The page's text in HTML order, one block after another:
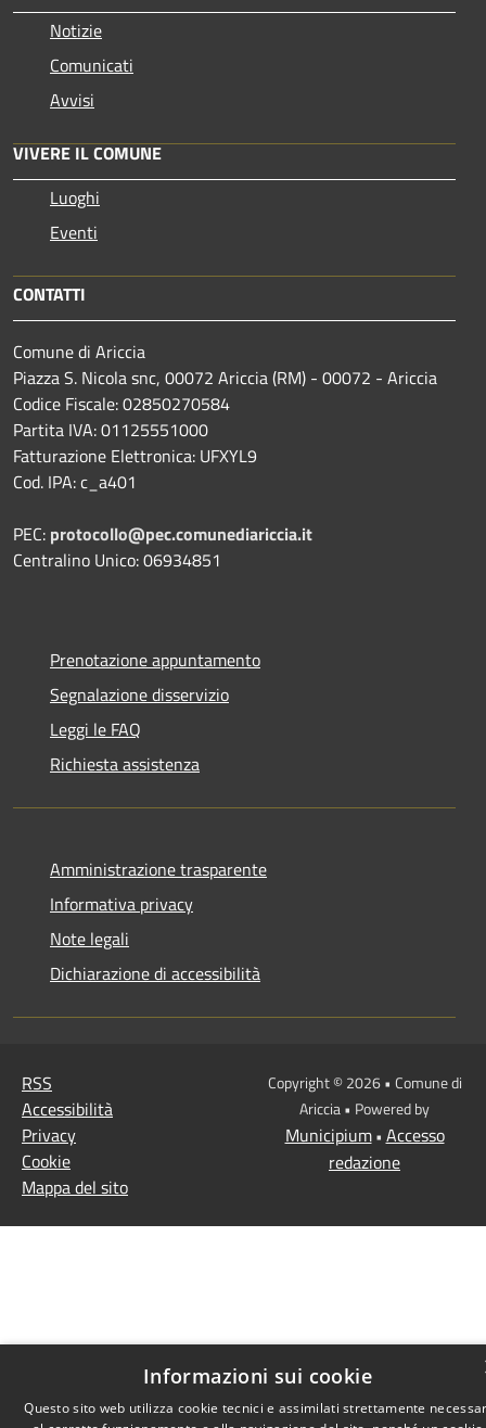
Notizie
Comunicati
Avvisi
VIVERE IL COMUNE
Luoghi
Eventi
CONTATTI
Comune di Ariccia
Piazza S. Nicola snc, 00072 Ariccia (RM) - 00072 - Ariccia
Codice Fiscale: 02850270584
Partita IVA: 01125551000
Fatturazione Elettronica: UFXYL9
Cod. IPA: c_a401
PEC: protocollo@pec.comunediariccia.it
Centralino Unico: 06934851
Prenotazione appuntamento
Segnalazione disservizio
Leggi le FAQ
Richiesta assistenza
Amministrazione trasparente
Informativa privacy
Note legali
Dichiarazione di accessibilità
RSS
Accessibilità
Privacy
Cookie
Mappa del sito
Copyright © 2026 • Comune di
Ariccia • Powered by
Municipium• Accesso
redazione
Informazioni sui cookie
Questo sito web utilizza cookie tecnici e assimilati strettamente